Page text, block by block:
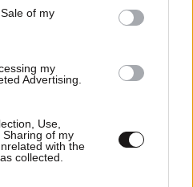
of my
my
Advertising.
Use,
of my
with the
collected.
σκλαβιά των
περιγράφει πώς
ομάδα και